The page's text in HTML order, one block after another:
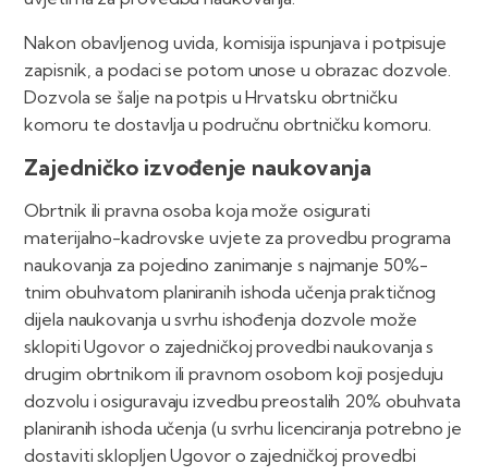
Nakon obavljenog uvida, komisija ispunjava i potpisuje
zapisnik, a podaci se potom unose u obrazac dozvole.
Dozvola se šalje na potpis u Hrvatsku obrtničku
komoru te dostavlja u područnu obrtničku komoru.
Zajedničko izvođenje naukovanja
Obrtnik ili pravna osoba koja može osigurati
materijalno-kadrovske uvjete za provedbu programa
naukovanja za pojedino zanimanje s najmanje 50%-
tnim obuhvatom planiranih ishoda učenja praktičnog
dijela naukovanja u svrhu ishođenja dozvole može
sklopiti Ugovor o zajedničkoj provedbi naukovanja s
drugim obrtnikom ili pravnom osobom koji posjeduju
dozvolu i osiguravaju izvedbu preostalih 20% obuhvata
planiranih ishoda učenja (u svrhu licenciranja potrebno je
dostaviti sklopljen Ugovor o zajedničkoj provedbi